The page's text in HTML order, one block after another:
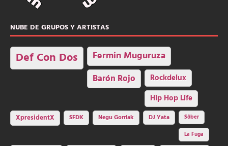
NUBE DE GRUPOS Y ARTISTAS
Def Con Dos Fermin Muguruza
Barón Rojo Rockdelux
Hip Hop Life
XpresidentX SFDK Negu Gorriak DJ Yata
Sôber
La Fuga